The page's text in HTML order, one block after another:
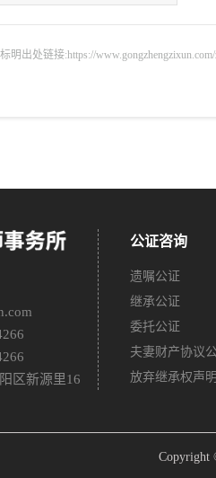
明出处链接:https://www.gongzhengzixun.com/
区新源里16
公证咨询
遗嘱公证
继承公证
委托公证
夫妻财产协议
放弃继承权声
Copyright